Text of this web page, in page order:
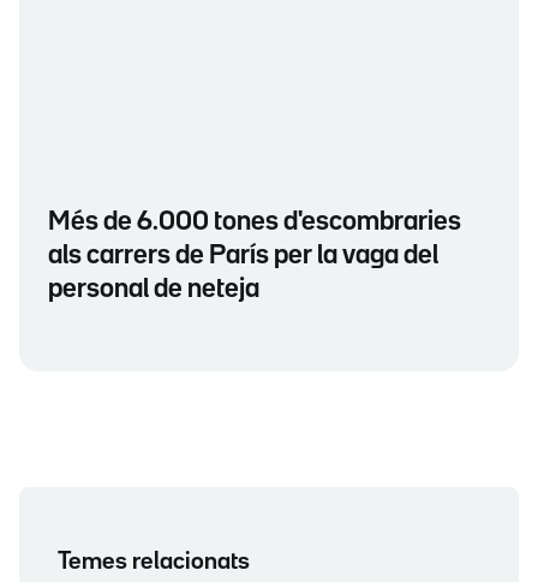
Més de 6.000 tones d'escombraries
als carrers de París per la vaga del
personal de neteja
Temes relacionats